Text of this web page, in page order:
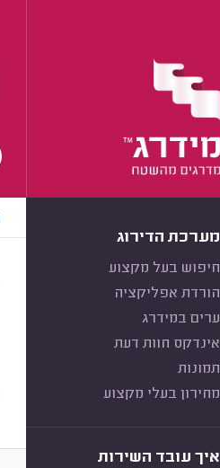
מערכת הדירוג
חיפוש בעל מקצוע
הורדת אפליקציה
ערים במידרג
אינדקס חוות דעת
תמונות
מחירון בעלי מקצוע
איך עובד השירות